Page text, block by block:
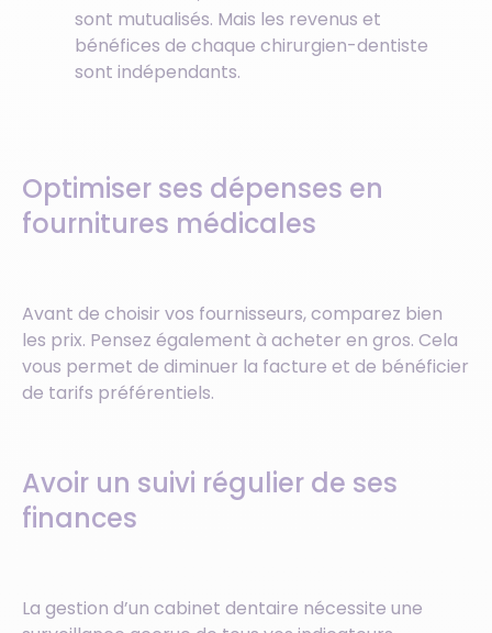
sont mutualisés. Mais les revenus et
bénéfices de chaque chirurgien-dentiste
sont indépendants.
Optimiser ses dépenses en
fournitures médicales
Avant de choisir vos fournisseurs, comparez bien
les prix. Pensez également à acheter en gros. Cela
vous permet de diminuer la facture et de bénéficier
de tarifs préférentiels.
Avoir un suivi régulier de ses
finances
La gestion d’un cabinet dentaire nécessite une